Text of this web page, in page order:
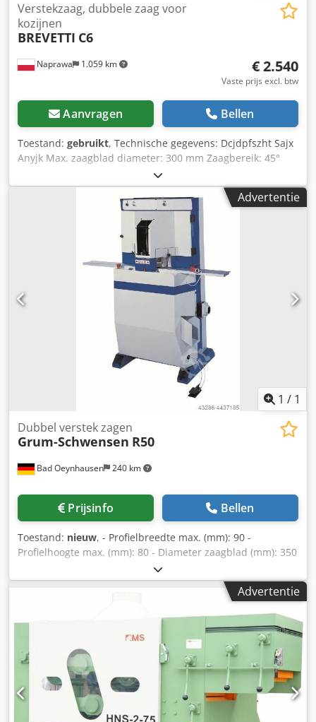
Naprawa 1.059 km
Verstekzaag, dubbele zaag voor
kozijnen
BREVETTI C6
€ 2.540
Vaste prijs excl. btw
Aanvragen Bellen
Toestand: gebruikt, Technische gegevens: Dcjdpfszht Sajx
Anyjk Max. zaagblad diameter: 300 mm Zaagbereik: 45°
Pneumatische materiaalspanning Zaagafscherming
Pneumatische zaagbladheffing Werkdruk: 6 bar Noodstop
Voeding: 400 V Motorvermogen: 2x1,5 kW
Advertentie
1 / 1
Bad Oeynhausen 240 km
Dubbel verstek zagen
Grum-Schwensen R50
Prijsinfo Bellen
Toestand: nieuw, - Profielbreedte max. (mm): 90 -
Profielhoogte max. (mm): 80 - Diameter zaagblad (mm): 350
- Boring zaagblad (mm): 30 - Motoren: elk 2 1,5 kW Dodpfx
Ansfiqhbsyock - Zuigaansluitingen: elk 2 Ø 80 mm - Druk
(bar): 6 - 7 - Gewicht (kg): 300 - Zagen van lijstwerk: voor
hout, kunststof en aluminium frames - Zaagbladen: 2 vaste
op 45 - Pneumatische eenheid slag: met twee handen te
bedienen - Instelbare snelheid van de slag - Pneumatische
bladklemmen: in de machinecyclus - Automatische
bladaanpassing: aan profielvorm - Schemaplaten (mm):
700 lang rechts en links - Pneumatische lengteaanslag -
Motorbeveiligingsschakelaar - Motorremmen -
Gereedschapsset - Onderhoudseenheid - Drukschakelaar
Advertentie